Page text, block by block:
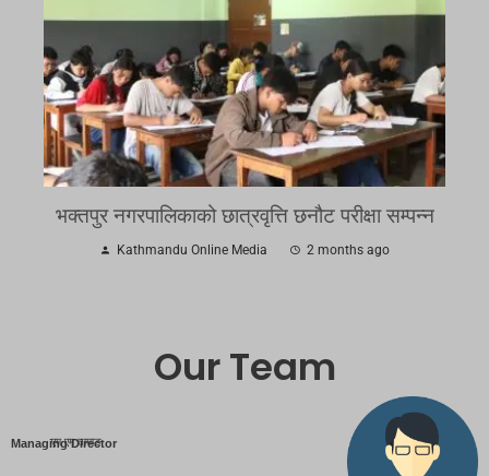
भक्तपुर नगरपालिकाको छात्रवृत्ति छनौट परीक्षा सम्पन्न
Kathmandu Online Media 2 months ago
Our Team
Managing Director
एम एम तामाङ